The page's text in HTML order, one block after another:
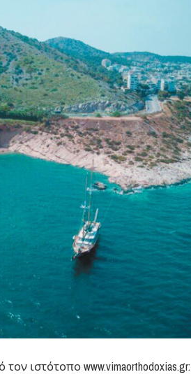
ιστότοπο www.vimaorthodoxias.gr: